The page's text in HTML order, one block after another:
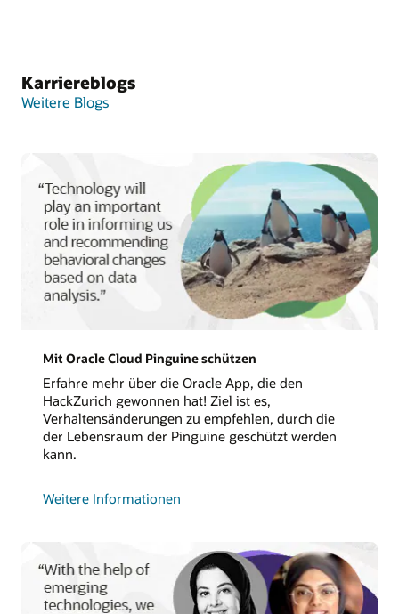
Karriereblogs
Weitere Blogs
Mit Oracle Cloud Pinguine schützen
Erfahre mehr über die Oracle App, die den
HackZurich gewonnen hat! Ziel ist es,
Verhaltensänderungen zu empfehlen, durch die
der Lebensraum der Pinguine geschützt werden
kann.
Weitere Informationenzum
Pinguine
mit
Oracle
Cloud